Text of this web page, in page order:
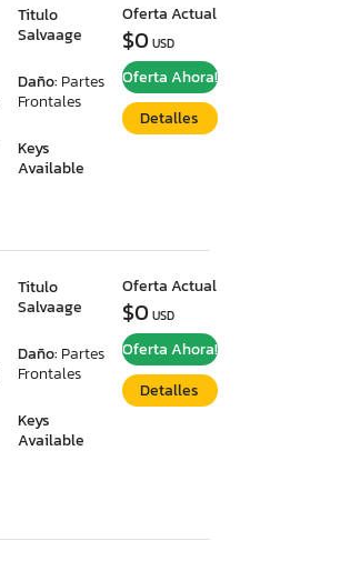
Titulo
Salvaage
Daño: Partes
Frontales
Keys
Available
Oferta Actual
$0USD
Oferta Ahora!
Detalles
Titulo
Salvaage
Daño: Partes
Frontales
Keys
Available
Oferta Actual
$0USD
Oferta Ahora!
Detalles